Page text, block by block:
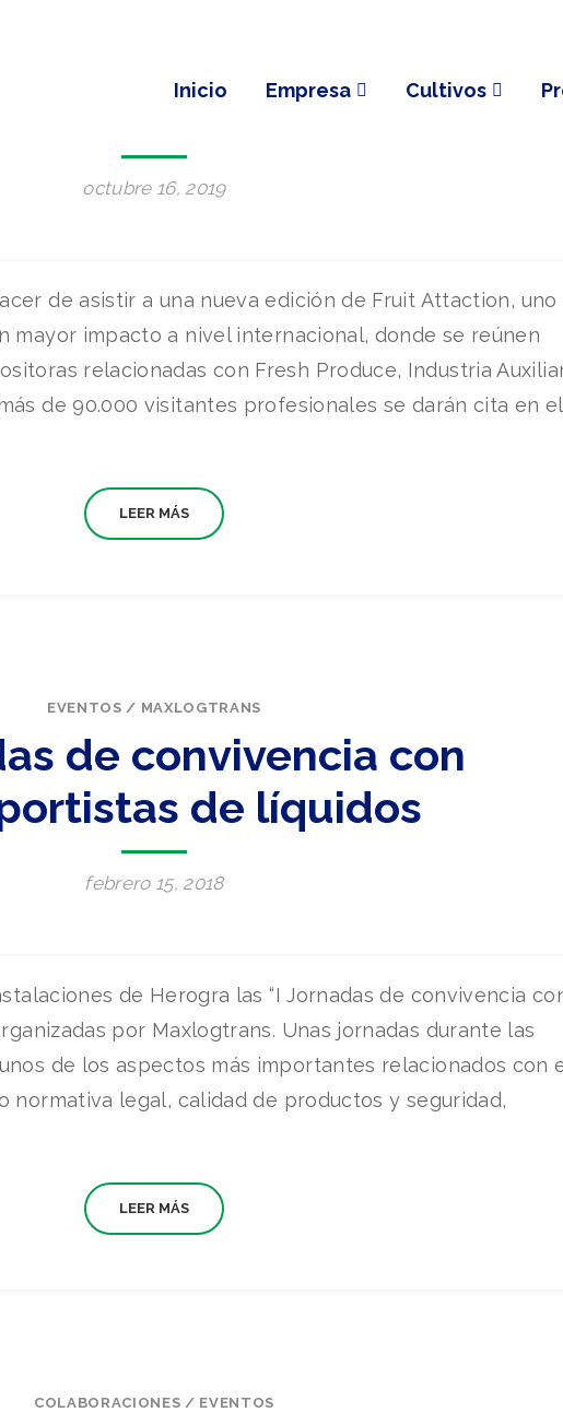
Inicio Empresa Cultivos
Attraction 2019
octubre 16, 2019
de asistir a una nueva edición de Fruit Attaction, uno
mayor impacto a nivel internacional, donde se reúnen
relacionadas con Fresh Produce, Industria
de 90.000 visitantes profesionales se darán cita en el
LEER MÁS
EVENTOS / MAXLOGTRANS
de convivencia con
de líquidos
febrero 15, 2018
de Herogra las “I Jornadas de convivencia
por Maxlogtrans. Unas jornadas durante las
de los aspectos más importantes relacionados con
normativa legal, calidad de productos y seguridad,
LEER MÁS
COLABORACIONES / EVENTOS